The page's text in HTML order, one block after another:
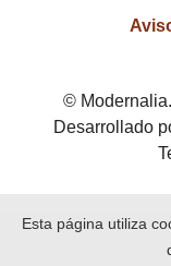
©
Desarrollado
Esta página utiliza